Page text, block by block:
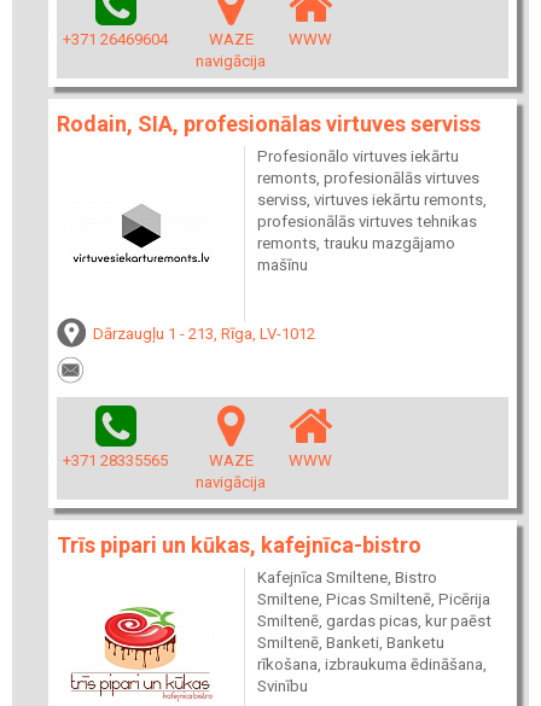
+371 26469604
WAZE
navigācija
WWW
Rodain, SIA, profesionālas virtuves serviss
Profesionālo virtuves iekārtu
remonts, profesionālās virtuves
serviss, virtuves iekārtu remonts,
profesionālās virtuves tehnikas
remonts, trauku mazgājamo
mašīnu
Dārzaugļu 1 - 213, Rīga, LV-1012
+371 28335565
WAZE
navigācija
WWW
Trīs pipari un kūkas, kafejnīca-bistro
Kafejnīca Smiltene, Bistro
Smiltene, Picas Smiltenē, Picērija
Smiltenē, gardas picas, kur paēst
Smiltenē, Banketi, Banketu
rīkošana, izbraukuma ēdināšana,
Svinību